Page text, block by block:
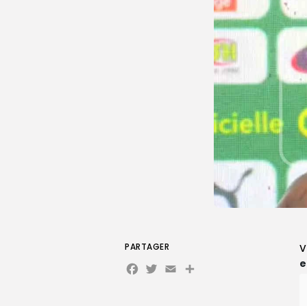
ENVIRONNEMENT
INTERNATIONAL
AGENDA
SANTE
PARTAGER
Facebook
Twitter
Email